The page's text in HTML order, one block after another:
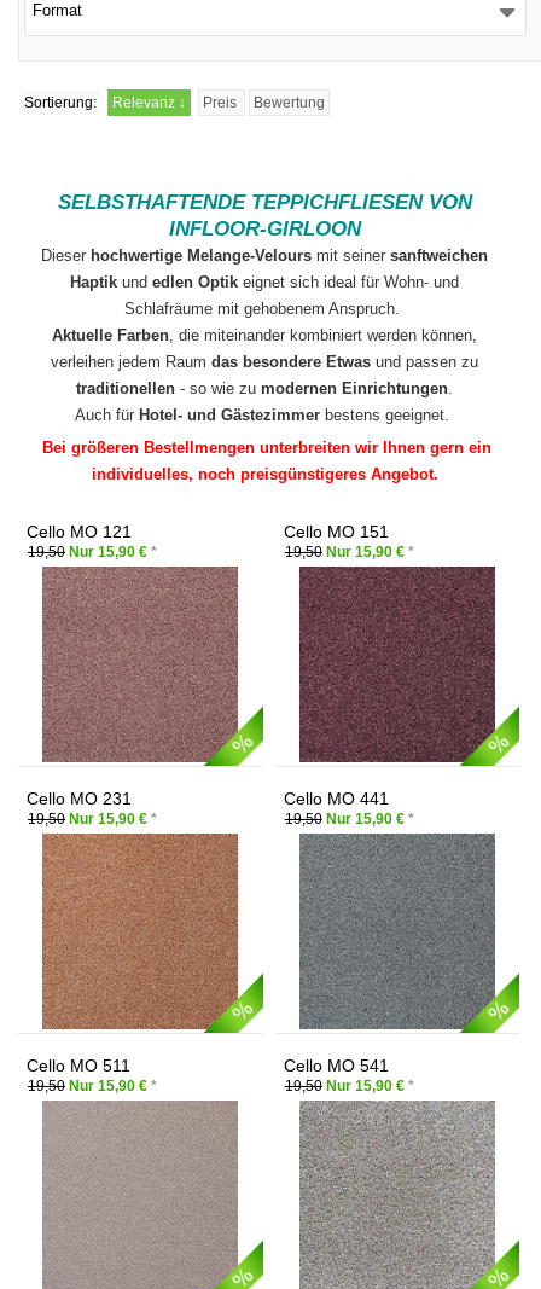
Format
Sortierung: Relevanz ↓ Preis Bewertung
SELBSTHAFTENDE TEPPICHFLIESEN VON
INFLOOR-GIRLOON
Dieser hochwertige Melange-Velours mit seinersanftweichen
Haptik undedlen Optik eignet sich ideal für Wohn- und
Schlafräume mit gehobenem Anspruch.
Aktuelle Farben , die miteinander kombiniert werden können,
verleihen jedem Raumdas besondere Etwas und passen zu
traditionellen - so wie zumodernen Einrichtungen
Auch fürHotel- und Gästezimmer bestens geeignet.
Bei größeren Bestellmengen unterbreiten wir Ihnen gern ein
individuelles, noch preisgünstigeres Angebot.
Cello MO 121
19,50 Nur 15,90 € *
Cello MO 151
19,50Nur 15,90 € *
Cello MO 231
19,50 Nur 15,90 € *
Cello MO 441
19,50Nur 15,90 € *
Cello MO 511
19,50 Nur 15,90 € *
Cello MO 541
19,50Nur 15,90 € *